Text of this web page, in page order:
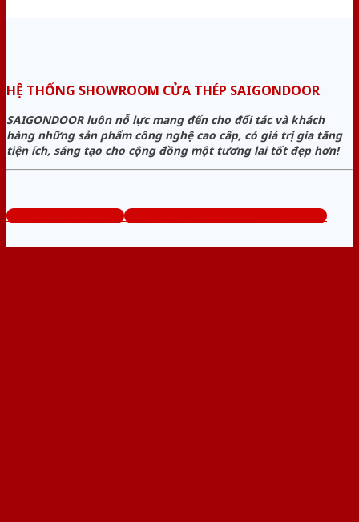
HỆ THỐNG SHOWROOM CỬA THÉP SAIGONDOOR
SAIGONDOOR luôn nỗ lực mang đến cho đối tác và khách
hàng những sản phẩm công nghệ cao cấp, có giá trị gia tăng
tiện ích, sáng tạo cho cộng đồng một tương lai tốt đẹp hơn!
www.bancuathep.com Tổng đài tư vấn miễn phí: 0824.400.400